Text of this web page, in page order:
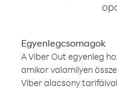
Egyenlegcsomagok
A Viber Out egyenleg
amikor valamilyen
Viber alacsony